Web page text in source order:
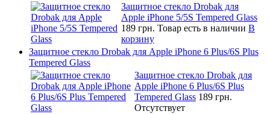
Защитное стекло Drobak для
Apple iPhone 5/5S Tempered Glass
189 грн. Товар есть в наличии В
корзину
Защитное стекло Drobak для Apple iPhone 6 Plus/6S Plus
Tempered Glass
Защитное стекло Drobak для
Apple iPhone 6 Plus/6S Plus
Tempered Glass 189 грн.
Отсутствует